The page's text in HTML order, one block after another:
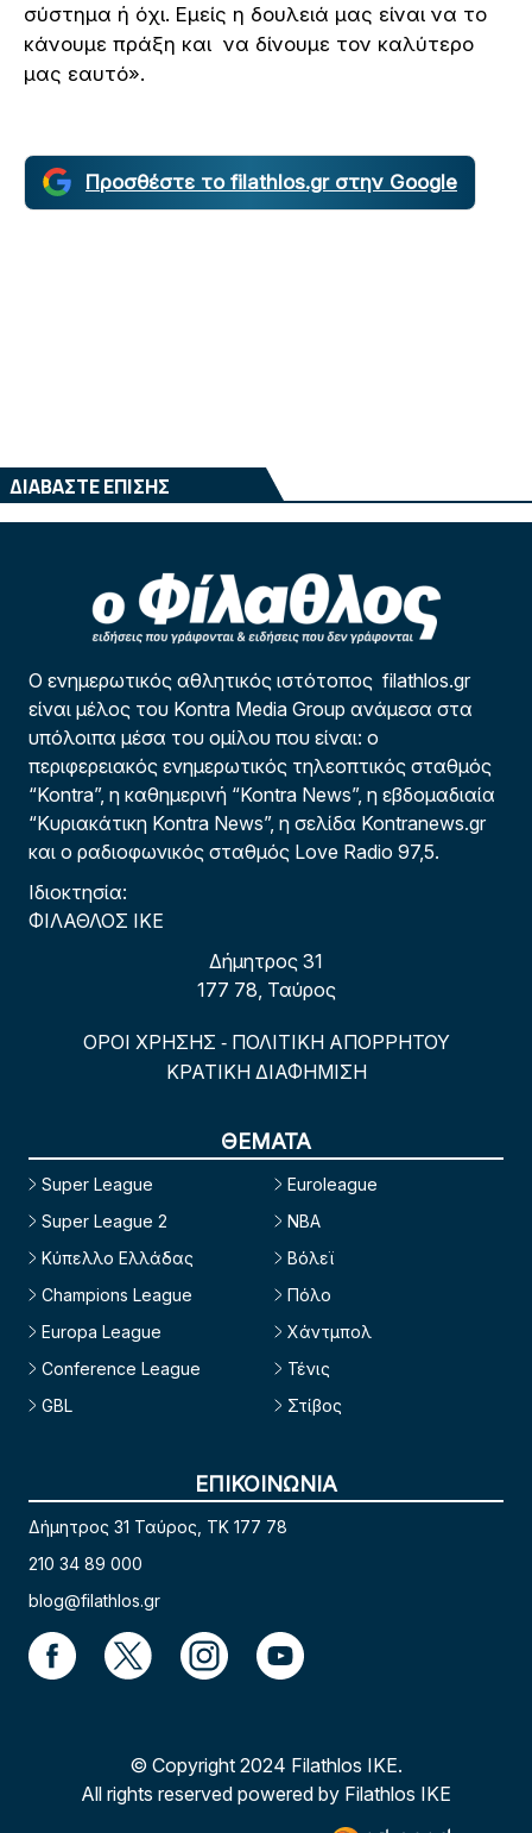
σύστημα ή όχι. Εμείς η δουλειά μας είναι να το
κάνουμε πράξη και να δίνουμε τον καλύτερο
μας εαυτό».
Προσθέστε το filathlos.gr στην Google
ΔΙΑΒΑΣΤΕ ΕΠΙΣΗΣ
Ο ενημερωτικός αθλητικός ιστότοπος filathlos.gr
είναι μέλος του Kontra Media Group ανάμεσα στα
υπόλοιπα μέσα του ομίλου που είναι: ο
περιφερειακός ενημερωτικός τηλεοπτικός σταθμός
“Kontra”, η καθημερινή “Kontra News”, η εβδομαδιαία
“Κυριακάτικη Kontra News”, η σελίδα Kontranews.gr
και ο ραδιοφωνικός σταθμός Love Radio 97,5.
Ιδιοκτησία:
ΦΙΛΑΘΛΟΣ ΙΚΕ
Δήμητρος 31
177 78, Ταύρος
ΟΡΟΙ ΧΡΗΣΗΣ - ΠΟΛΙΤΙΚΗ ΑΠΟΡΡΗΤΟΥ
ΚΡΑΤΙΚΗ ΔΙΑΦΗΜΙΣΗ
ΘΕΜΑΤΑ
Super League
Super League 2
Κύπελλο Ελλάδας
Champions League
Europa League
Conference League
GBL
Euroleague
NBA
Βόλεϊ
Πόλο
Χάντμπολ
Τένις
Στίβος
ΕΠΙΚΟΙΝΩΝΙΑ
Δήμητρος 31 Ταύρος, TK 177 78
210 34 89 000
blog@filathlos.gr
© Copyright 2024 Filathlos ΙΚΕ.
All rights reserved powered by Filathlos ΙΚΕ